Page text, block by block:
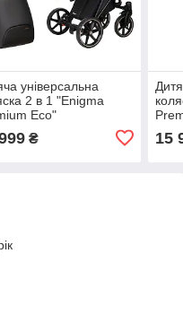
універсальна
2 в 1 "Enigma
Eco"
₴ 15